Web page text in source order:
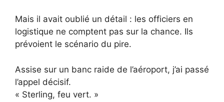
Mais il avait oublié un détail : les officiers en
logistique ne comptent pas sur la chance. Ils
prévoient le scénario du pire.
Assise sur un banc raide de l’aéroport, j’ai passé
l’appel décisif.
« Sterling, feu vert. »